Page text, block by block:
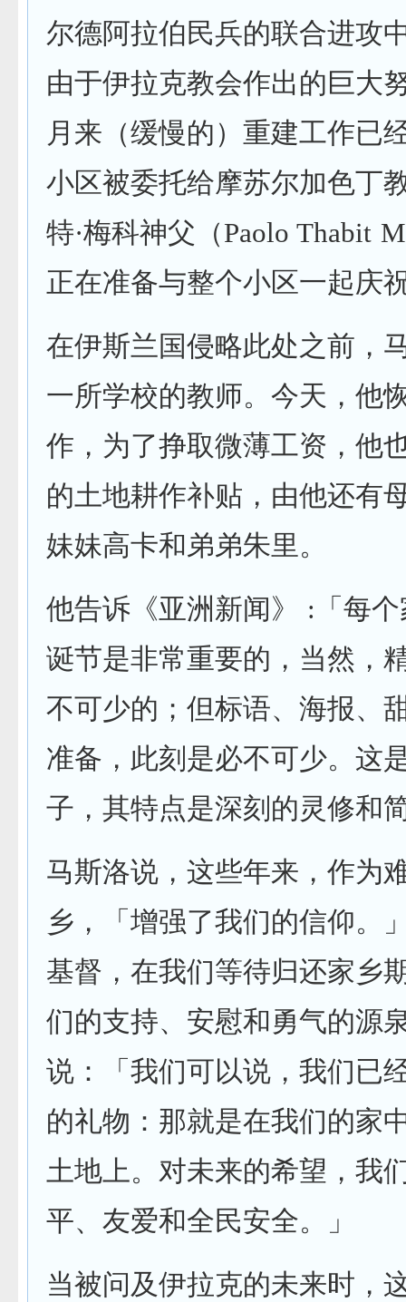
尔德阿拉伯民兵的联合进攻
由于伊拉克教会作出的巨大
月来（缓慢的）重建工作已
小区被委托给摩苏尔加色丁
特·梅科神父（Paolo Thabit
正在准备与整个小区一起庆
在伊斯兰国侵略此处之前，
一所学校的教师。今天，他
作，为了挣取微薄工资，他
的土地耕作补贴，由他还有
妹妹高卡和弟弟朱里。
他告诉《亚洲新闻》 :「每
诞节是非常重要的，当然，
不可少的；但标语、海报、
准备，此刻是必不可少。这
子，其特点是深刻的灵修和
马斯洛说，这些年来，作为
乡，「增强了我们的信仰。
基督，在我们等待归还家乡
们的支持、安慰和勇气的源
说：「我们可以说，我们已
的礼物：那就是在我们的家
土地上。对未来的希望，我
平、友爱和全民安全。」
当被问及伊拉克的未来时，